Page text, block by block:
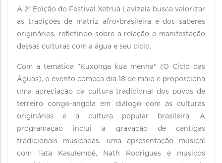
A 2ª Edição do Festival Xetruá Lavizala busca valorizar
as tradições de matriz afro-brasileira e dos saberes
originários, refletindo sobre a relação e manifestação
dessas culturas com a água e seu ciclo.
Com a temática "Kuxonga kua menha" (O Ciclo das
Águas), o evento começa dia 18 de maio e proporciona
uma apreciação da cultura tradicional dos povos de
terreiro congo-angola em diálogo com as culturas
originárias e a cultura popular brasileira. A
programação inclui a gravação de cantigas
tradicionais musicadas, uma apresentação musical
com Tata Kasulembê, Nath Rodrigues e músicos